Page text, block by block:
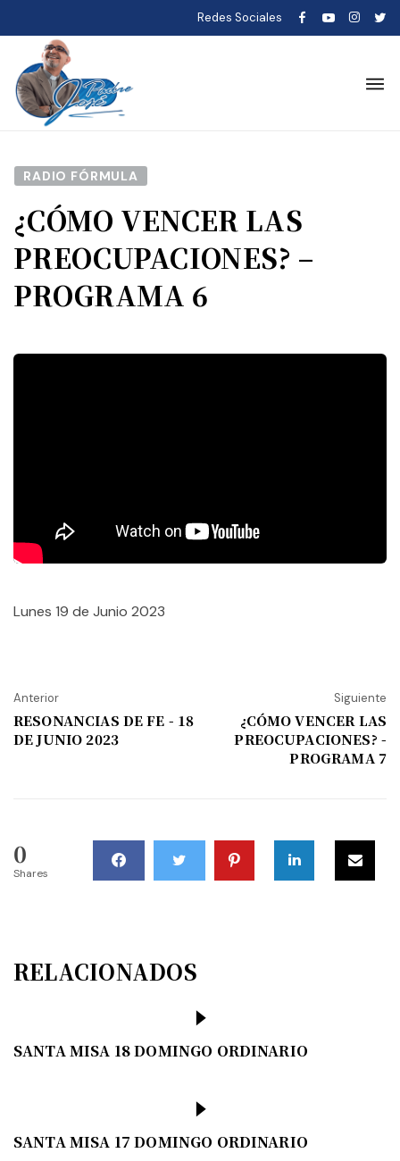
Redes Sociales
RADIO FÓRMULA
¿CÓMO VENCER LAS
PREOCUPACIONES? –
PROGRAMA 6
Lunes 19 de Junio 2023
Anterior
RESONANCIAS DE FE - 18
DE JUNIO 2023
Siguiente
¿CÓMO VENCER LAS
PREOCUPACIONES? -
PROGRAMA 7
0
Shares
RELACIONADOS
SANTA MISA 18 DOMINGO ORDINARIO
SANTA MISA 17 DOMINGO ORDINARIO